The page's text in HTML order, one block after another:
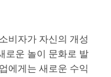
비자가 자신의 개성
로운 놀이 문화로 발
에게는 새로운 수익